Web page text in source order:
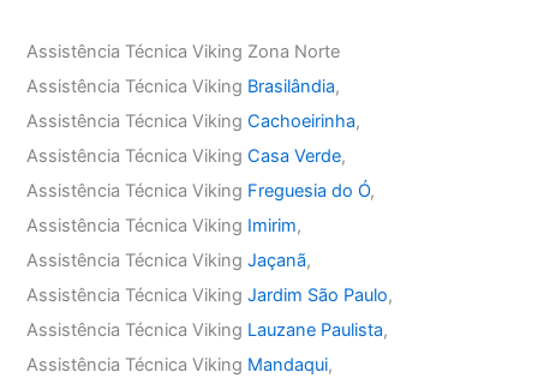
Assistência Técnica Viking Zona Norte
Assistência Técnica Viking Brasilândia,
Assistência Técnica VikingCachoeirinha,
Assistência Técnica VikingCasa Verde,
Assistência Técnica Viking Freguesia do Ó,
Assistência Técnica Viking Imirim,
Assistência Técnica VikingJaçanã,
Assistência Técnica VikingJardim São Paulo,
Assistência Técnica Viking Lauzane Paulista,
Assistência Técnica Viking Mandaqui,